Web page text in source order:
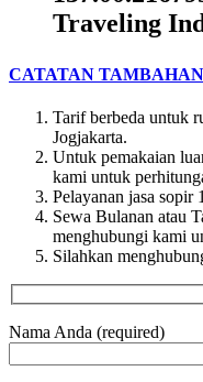
Traveling
CATATAN TAMBAHAN
Tarif berbeda untuk
Jogjakarta.
Untuk pemakaian
kami untuk
Pelayanan jasa sopir
Sewa Bulanan atau
menghubungi kami
Silahkan
Nama Anda (required)